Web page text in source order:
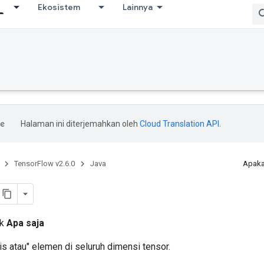
Ekosistem Lainnya
Halaman ini diterjemahkan oleh Cloud Translation API
TensorFlow v2.6.0 Java
Apa saja
atau" elemen di seluruh dimensi tensor.